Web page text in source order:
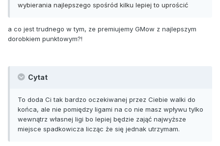
wybierania najlepszego spośród kilku lepiej to uprościć
a co jest trudnego w tym, ze premiujemy GMow z najlepszym
dorobkiem punktowym?!
Cytat
To doda Ci tak bardzo oczekiwanej przez Ciebie walki do
końca, ale nie pomiędzy ligami na co nie masz wpływu tylko
wewnątrz własnej ligi bo lepiej będzie zająć najwyższe
miejsce spadkowicza licząc że się jednak utrzymam.